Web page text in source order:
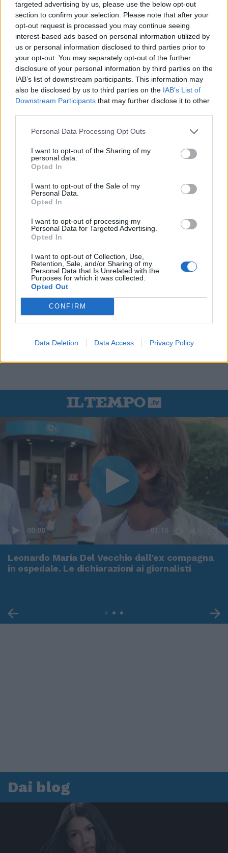
targeted advertising by us, please use the below opt-out
section to confirm your selection. Please note that after your
opt-out request is processed you may continue seeing
interest-based ads based on personal information utilized by
us or personal information disclosed to third parties prior to
your opt-out. You may separately opt-out of the further
disclosure of your personal information by third parties on the
IAB’s list of downstream participants. This information may
also be disclosed by us to third parties on the IAB’s List of
Downstream Participants that may further disclose it to other
Personal Data Processing Opt Outs
I want to opt-out of the Sharing of my
personal data.
Opted In
I want to opt-out of the Sale of my
Personal Data.
Opted In
I want to opt-out of processing my
Personal Data for Targeted Advertising.
Opted In
I want to opt-out of Collection, Use,
Retention, Sale, and/or Sharing of my
Personal Data that Is Unrelated with the
Purposes for which it was collected.
Opted Out
CONFIRM
Data Deletion Data Access Privacy Policy
00:00 01:16
Leonardo Maria Del Vecchio dall'ex compagna
in ospedale. Le dichiarazioni ai giornalisti
Dai blog